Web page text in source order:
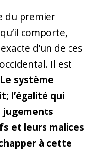
du premier
comporte,
d’un de ces
Il est
Le système
l’égalité qui
jugements
et leurs malices
à cette